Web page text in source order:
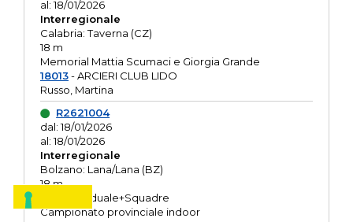
al: 18/01/2026
Interregionale
Calabria: Taverna (CZ)
18 m
Memorial Mattia Scumaci e Giorgia Grande
18013- ARCIERI CLUB LIDO
Russo, Martina
R2621004
dal: 18/01/2026
al: 18/01/2026
Interregionale
Bolzano: Lana/Lana (BZ)
18 m
O.R. Individuale+Squadre
Campionato provinciale indoor